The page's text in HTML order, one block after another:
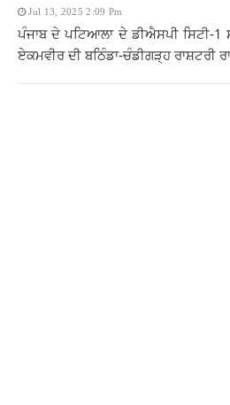
Jul 13, 2025 2:09 Pm
ਪੰਜਾਬ ਦੇ ਪਟਿਆਲਾ ਦੇ ਡੀਐਸਪੀ ਸਿਟੀ-
ਏਕਮਵੀਰ ਦੀ ਬਠਿੰਡਾ-ਚੰਡੀਗੜ੍ਹ ਰਾਸ਼ਟਰੀ